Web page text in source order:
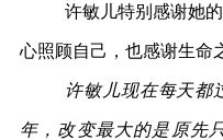
许敏儿特别感谢她
心照顾自己，也感谢生命
许敏儿现在每天都
年，改变最大的是原先